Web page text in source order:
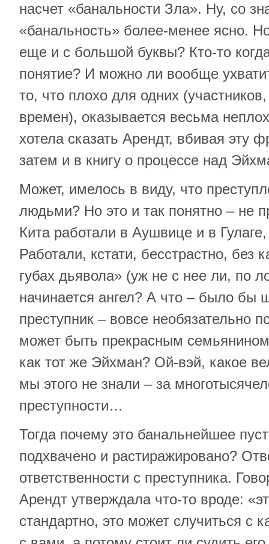
насчет «банальности Зла». Ну, со
«банальность» более-менее ясно.
еще и с большой буквы? Кто-то
понятие? И можно ли вообще
то, что плохо для одних
времен), оказывается весьма
хотела сказать Арендт, вбивая эту
затем и в книгу о процессе над
Может, имелось в виду, что
людьми? Но это и так понятно – не
Кита работали в Аушвице и в
Работали, кстати, бесстрастно, без
губах дьявола» (уж не с нее ли, по
начинается ангел? А что – было
преступник – вовсе необязательно
может быть прекрасным
как тот же Эйхман? Ой-вэй, какое
мы этого не знали – за
преступности…
Тогда почему это банальнейшее
подхвачено и растиражировано?
ответственности с преступника.
Арендт утверждала что-то вроде:
стандартно, это может случиться с